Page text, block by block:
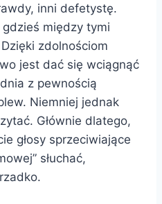
inni defetystę.
między tymi
zdolnościom
jest dać się wciągnąć
z pewnością
Niemniej jednak
Głównie dlatego,
głosy sprzeciwiające
słuchać,